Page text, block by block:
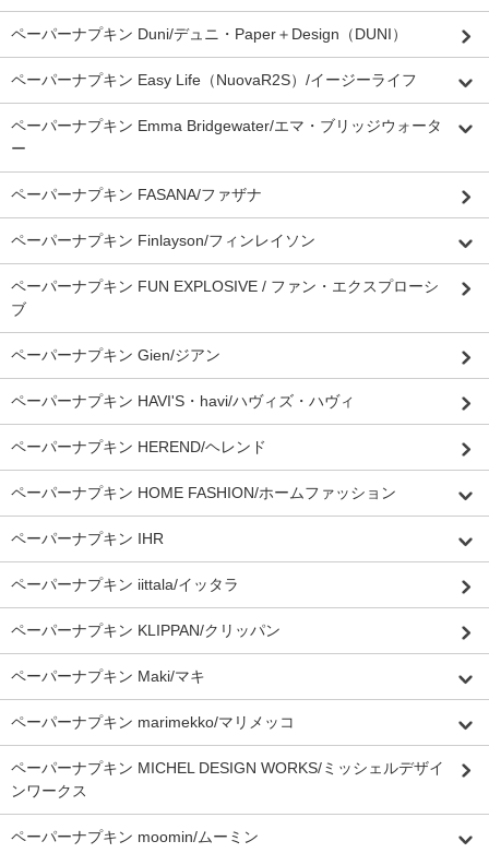
ペーパーナプキン Duni/デュニ・Paper＋Design（DUNI）
ペーパーナプキン Easy Life（NuovaR2S）/イージーライフ
ペーパーナプキン Emma Bridgewater/エマ・ブリッジウォータ
ー
ペーパーナプキン FASANA/ファザナ
ペーパーナプキン Finlayson/フィンレイソン
ペーパーナプキン FUN EXPLOSIVE / ファン・エクスプローシ
ブ
ペーパーナプキン Gien/ジアン
ペーパーナプキン HAVI'S・havi/ハヴィズ・ハヴィ
ペーパーナプキン HEREND/ヘレンド
ペーパーナプキン HOME FASHION/ホームファッション
ペーパーナプキン IHR
ペーパーナプキン iittala/イッタラ
ペーパーナプキン KLIPPAN/クリッパン
ペーパーナプキン Maki/マキ
ペーパーナプキン marimekko/マリメッコ
ペーパーナプキン MICHEL DESIGN WORKS/ミッシェルデザイ
ンワークス
ペーパーナプキン moomin/ムーミン